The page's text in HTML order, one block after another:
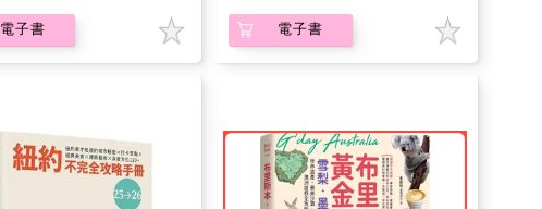
電子書 電子書